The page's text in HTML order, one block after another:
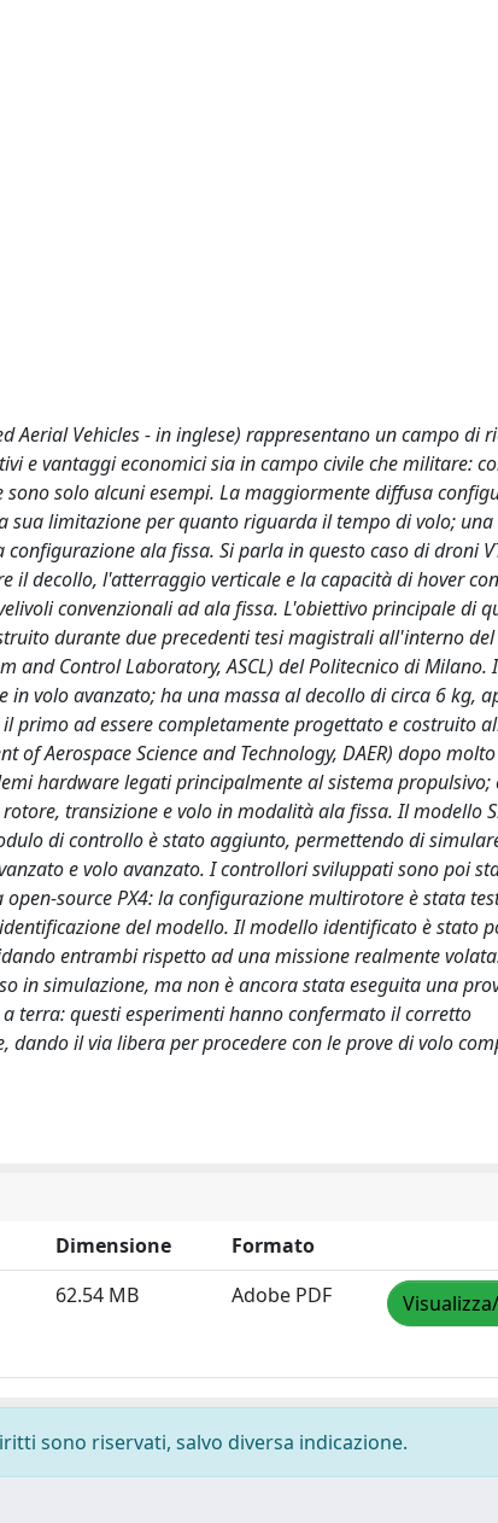
Aerial Vehicles - in inglese) rappresentano un campo di
e vantaggi economici sia in campo civile che militare:
solo alcuni esempi. La maggiormente diffusa
limitazione per quanto riguarda il tempo di volo; una
ala fissa. Si parla in questo caso di droni
decollo, l'atterraggio verticale e la capacità di hover
convenzionali ad ala fissa. L'obiettivo principale di
durante due precedenti tesi magistrali all'interno del
and Control Laboratory, ASCL) del Politecnico di
volo avanzato; ha una massa al decollo di circa 6 kg,
primo ad essere completamente progettato e costruito
Aerospace Science and Technology, DAER) dopo
hardware legati principalmente al sistema propulsivo;
transizione e volo in modalità ala fissa. Il modello
di controllo è stato aggiunto, permettendo di
e volo avanzato. I controllori sviluppati sono poi
source PX4: la configurazione multirotore è stata
del modello. Il modello identificato è stato
entrambi rispetto ad una missione realmente
in simulazione, ma non è ancora stata eseguita una
terra: questi esperimenti hanno confermato il corretto
il via libera per procedere con le prove di volo
Dimensione
Formato
62.54 MB Adobe PDF
sono riservati, salvo diversa indicazione.